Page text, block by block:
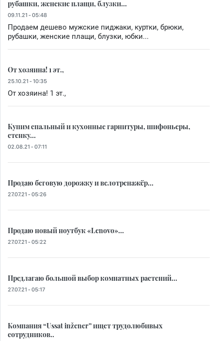
рубашки, женские плащи, блузки...
09.11.21 - 05:48
Продаем дешево мужские пиджаки, куртки, брюки,
рубашки, женские плащи, блузки, юбки...
От хозяина! 1 эт.,
25.10.21 - 10:35
От хозяина! 1 эт.,
Купим спальный и кухонные гарнитуры, шифоньеры,
стенку...
02.08.21 - 07:11
Продаю беговую дорожку и велотренажёр...
27.07.21 - 05:26
Продаю новый ноутбук «Lenovo»...
27.07.21 - 05:22
Предлагаю большой выбор комнатных растений...
27.07.21 - 05:17
Компания “Ussat inžener” ищет трудолюбивых
сотрудников..